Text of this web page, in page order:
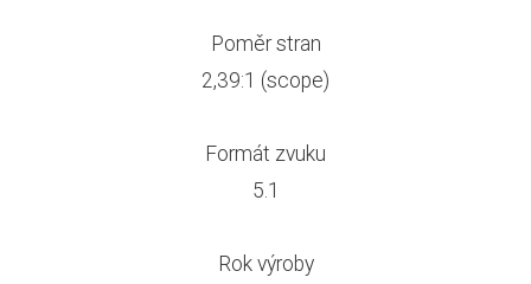
Poměr stran
2,39:1 (scope)
Formát zvuku
5.1
Rok výroby